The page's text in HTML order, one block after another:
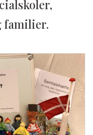
familier.